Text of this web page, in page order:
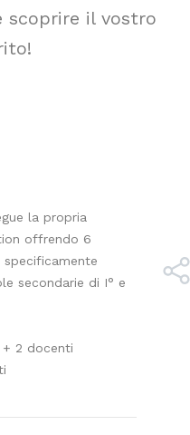
scoprire il vostro
la propria
offrendo 6
secondarie di I° e
2 docenti